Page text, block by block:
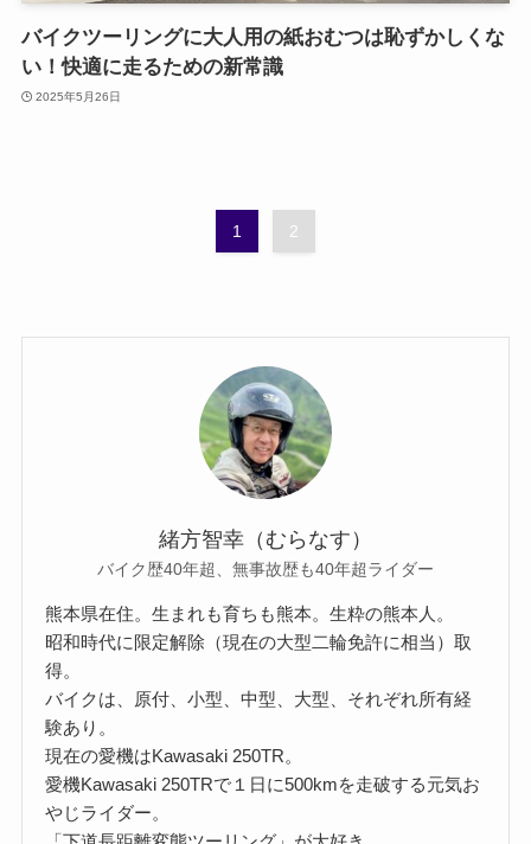
バイクツーリングに大人用の紙おむつは恥ずかしくな
い！快適に走るための新常識
2025年5月26日
1 2
緒方智幸（むらなす）
バイク歴40年超、無事故歴も40年超ライダー
熊本県在住。生まれも育ちも熊本。生粋の熊本人。
昭和時代に限定解除（現在の大型二輪免許に相当）取
得。
バイクは、原付、小型、中型、大型、それぞれ所有経
験あり。
現在の愛機はKawasaki 250TR。
愛機Kawasaki 250TRで１日に500kmを走破する元気お
やじライダー。